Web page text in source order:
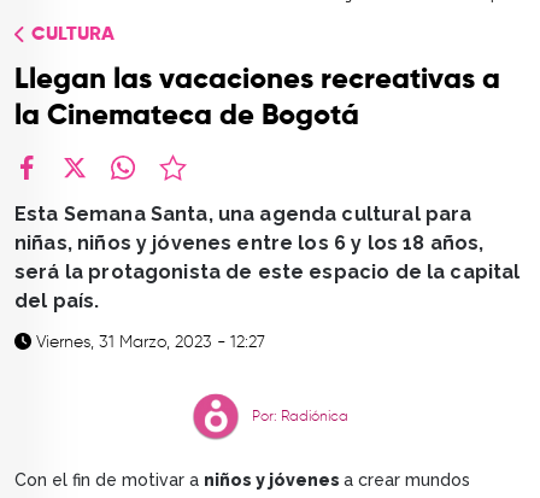
CONTACTO
CULTURA
Llegan las vacaciones recreativas a
la Cinemateca de Bogotá
Esta Semana Santa, una agenda cultural para
niñas, niños y jóvenes entre los 6 y los 18 años,
será la protagonista de este espacio de la capital
del país.
Viernes, 31 Marzo, 2023 - 12:27
Por: Radiónica
Con el fin de motivar a niños y jóvenes a crear mundos